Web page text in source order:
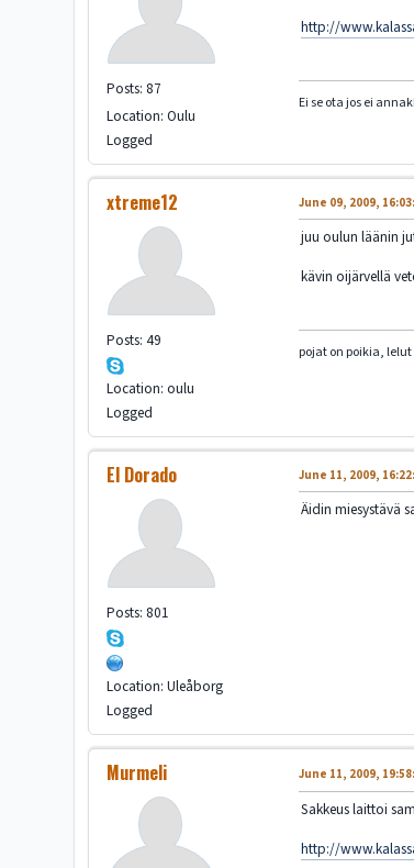
Posts: 87
Location: Oulu
Logged
http://
Ei se ota jos ei
xtreme12
Posts: 49
Location: oulu
Logged
June 09, 2009,
juu oulun läänin
kävin oijärvellä
pojat on poikia,
El Dorado
Posts: 801
Location: Uleåborg
Logged
June 11, 2009,
Äidin miesystävä
Murmeli June 11, 2009,
Sakkeus laittoi
http://